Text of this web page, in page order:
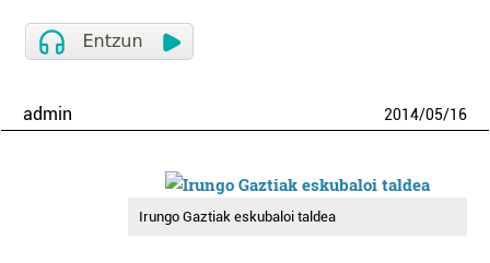
admin 2014/05/16
Irungo Gaztiak eskubaloi taldea